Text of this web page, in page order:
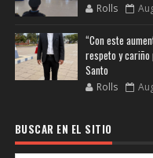
Rolls
“Con este
respeto y cariño
Santo
Rolls
BUSCAR EN EL SITIO